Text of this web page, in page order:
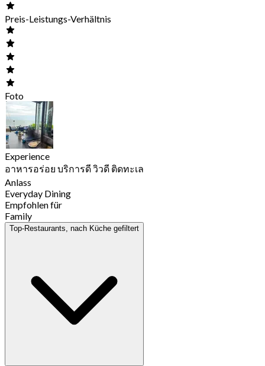
Preis-Leistungs-Verhältnis
Foto
Experience
อาหารอร่อย บริการดี วิวดี ติดทะเล
Anlass
Everyday Dining
Empfohlen für
Family
Top-Restaurants, nach Küche gefiltert